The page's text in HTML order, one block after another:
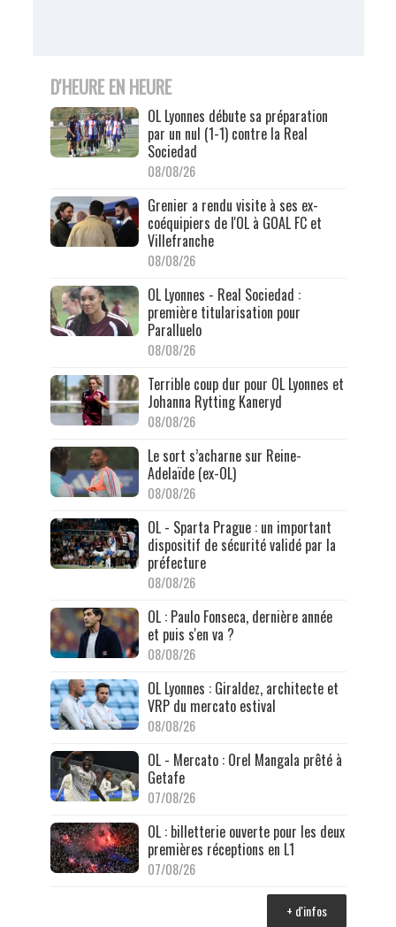
D'HEURE EN HEURE
OL Lyonnes débute sa préparation
par un nul (1-1) contre la Real
Sociedad
08/08/26
Grenier a rendu visite à ses ex-
coéquipiers de l'OL à GOAL FC et
Villefranche
08/08/26
OL Lyonnes - Real Sociedad :
première titularisation pour
Paralluelo
08/08/26
Terrible coup dur pour OL Lyonnes et
Johanna Rytting Kaneryd
08/08/26
Le sort s’acharne sur Reine-
Adelaïde (ex-OL)
08/08/26
OL - Sparta Prague : un important
dispositif de sécurité validé par la
préfecture
08/08/26
OL : Paulo Fonseca, dernière année
et puis s'en va ?
08/08/26
OL Lyonnes : Giraldez, architecte et
VRP du mercato estival
08/08/26
OL - Mercato : Orel Mangala prêté à
Getafe
07/08/26
OL : billetterie ouverte pour les deux
premières réceptions en L1
07/08/26
+ d'infos